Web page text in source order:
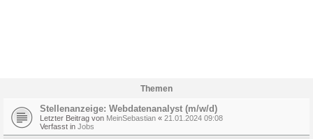
Themen
Stellenanzeige: Webdatenanalyst (m/w/d)
Letzter Beitrag von MeinSebastian « 21.01.2024 09:08
Verfasst in Jobs